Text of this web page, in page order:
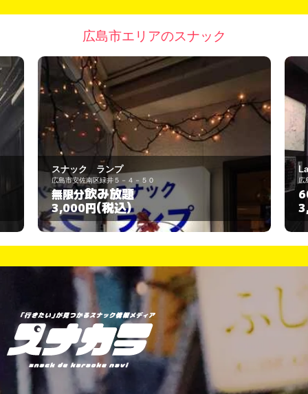
広島市エリアのスナック
スナック ランプ
広島市安佐南区緑井５－４－５０
無限分飲み放題
3,000円(税込)
広島